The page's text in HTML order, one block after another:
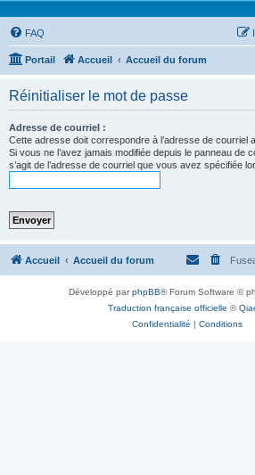
FAQ
Portail Accueil Accueil du forum
Réinitialiser le mot de passe
Adresse de courriel :
Cette adresse doit correspondre à l’adresse de courriel
Si vous ne l’avez jamais modifiée depuis le panneau de
s’agit de l’adresse de courriel que vous avez spécifiée
Accueil Accueil du forum
Développé parphpBB® Forum Software ©
Traduction française officielle ©
Confidentialité | Conditions